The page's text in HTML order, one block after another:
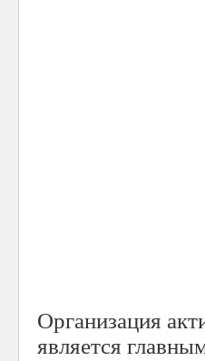
Организация
является